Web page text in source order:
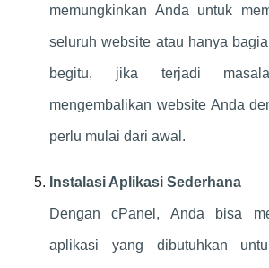
memungkinkan Anda untuk
seluruh website atau hanya
begitu, jika terjadi
mengembalikan website Anda
perlu mulai dari awal.
Instalasi Aplikasi Sederhana
Dengan cPanel, Anda bisa
aplikasi yang dibutuhkan